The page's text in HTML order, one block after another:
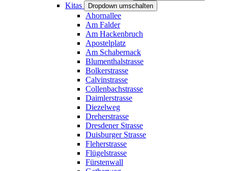
Kitas Dropdown umschalten
Ahornallee
Am Falder
Am Hackenbruch
Apostelplatz
Am Schabernack
Blumenthalstrasse
Bolkerstrasse
Calvinstrasse
Collenbachstrasse
Daimlerstrasse
Diezelweg
Dreherstrasse
Dresdener Strasse
Duisburger Strasse
Fleherstrasse
Flügelstrasse
Fürstenwall